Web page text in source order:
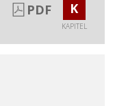
PDF K
KAPITEL